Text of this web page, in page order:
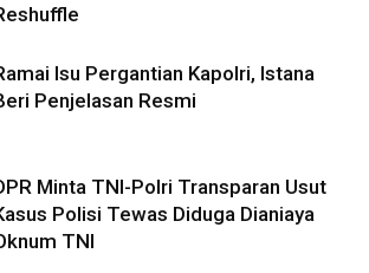
Isu Pergantian Kapolri, Istana
Penjelasan Resmi
Minta TNI-Polri Transparan Usut
Polisi Tewas Diduga Dianiaya
TNI